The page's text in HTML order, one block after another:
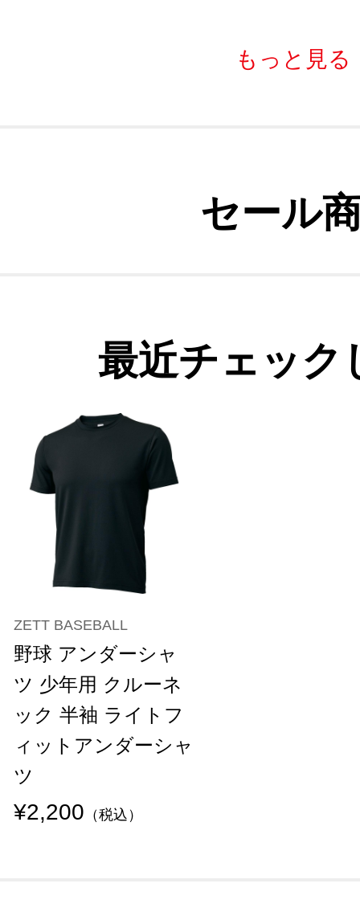
もっと見る
セール
最近チェック
ZETT BASEBALL
野球 アンダーシャ
ツ 少年用 クルーネ
ック 半袖 ライトフ
ィットアンダーシャ
ツ
¥2,200 （税込）